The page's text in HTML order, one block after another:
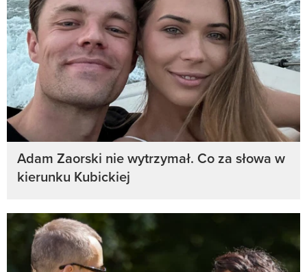
Adam Zaorski nie wytrzymał. Co za słowa w
kierunku Kubickiej